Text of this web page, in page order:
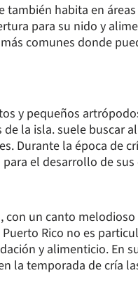
también habita en
para su nido y
comunes donde
y pequeños
la isla. suele buscar
Durante la época de
el desarrollo de sus
con un canto
Rico no es
y alimenticio. En
la temporada de cría